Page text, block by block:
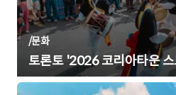
/문화
토론토 '2026 코리아타운